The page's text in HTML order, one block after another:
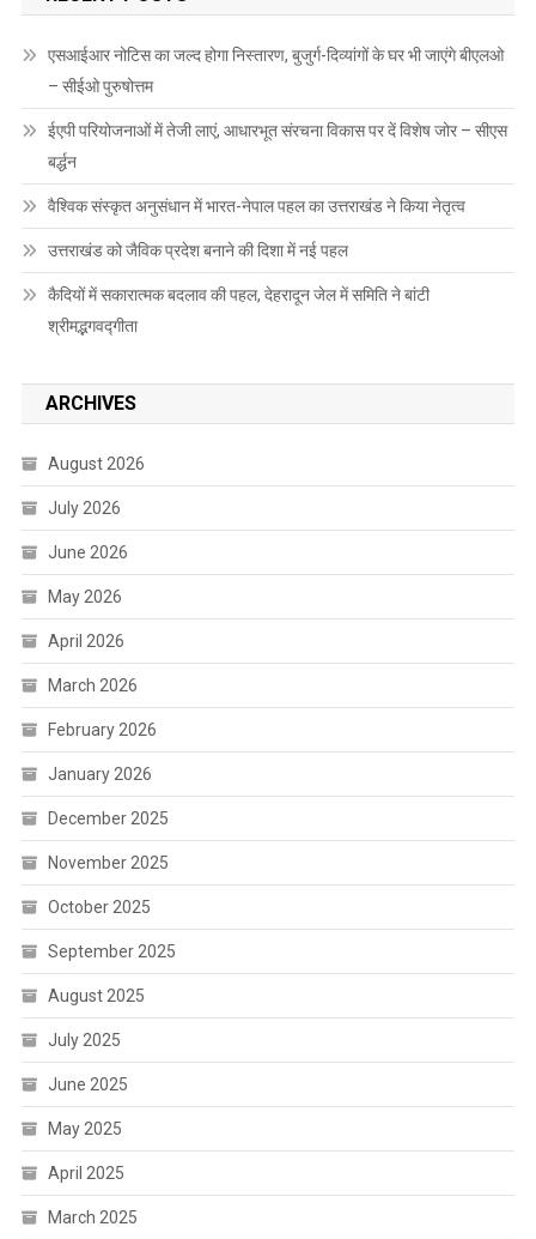
एसआईआर नोटिस का जल्द होगा निस्तारण, बुजुर्ग-दिव्यांगों के घर भी जाएंगे बीएलओ
– सीईओ पुरुषोत्तम
ईएपी परियोजनाओं में तेजी लाएं, आधारभूत संरचना विकास पर दें विशेष जोर – सीएस
बर्द्धन
वैश्विक संस्कृत अनुसंधान में भारत-नेपाल पहल का उत्तराखंड ने किया नेतृत्व
उत्तराखंड को जैविक प्रदेश बनाने की दिशा में नई पहल
कैदियों में सकारात्मक बदलाव की पहल, देहरादून जेल में समिति ने बांटी
श्रीमद्भगवद्गीता
ARCHIVES
August 2026
July 2026
June 2026
May 2026
April 2026
March 2026
February 2026
January 2026
December 2025
November 2025
October 2025
September 2025
August 2025
July 2025
June 2025
May 2025
April 2025
March 2025